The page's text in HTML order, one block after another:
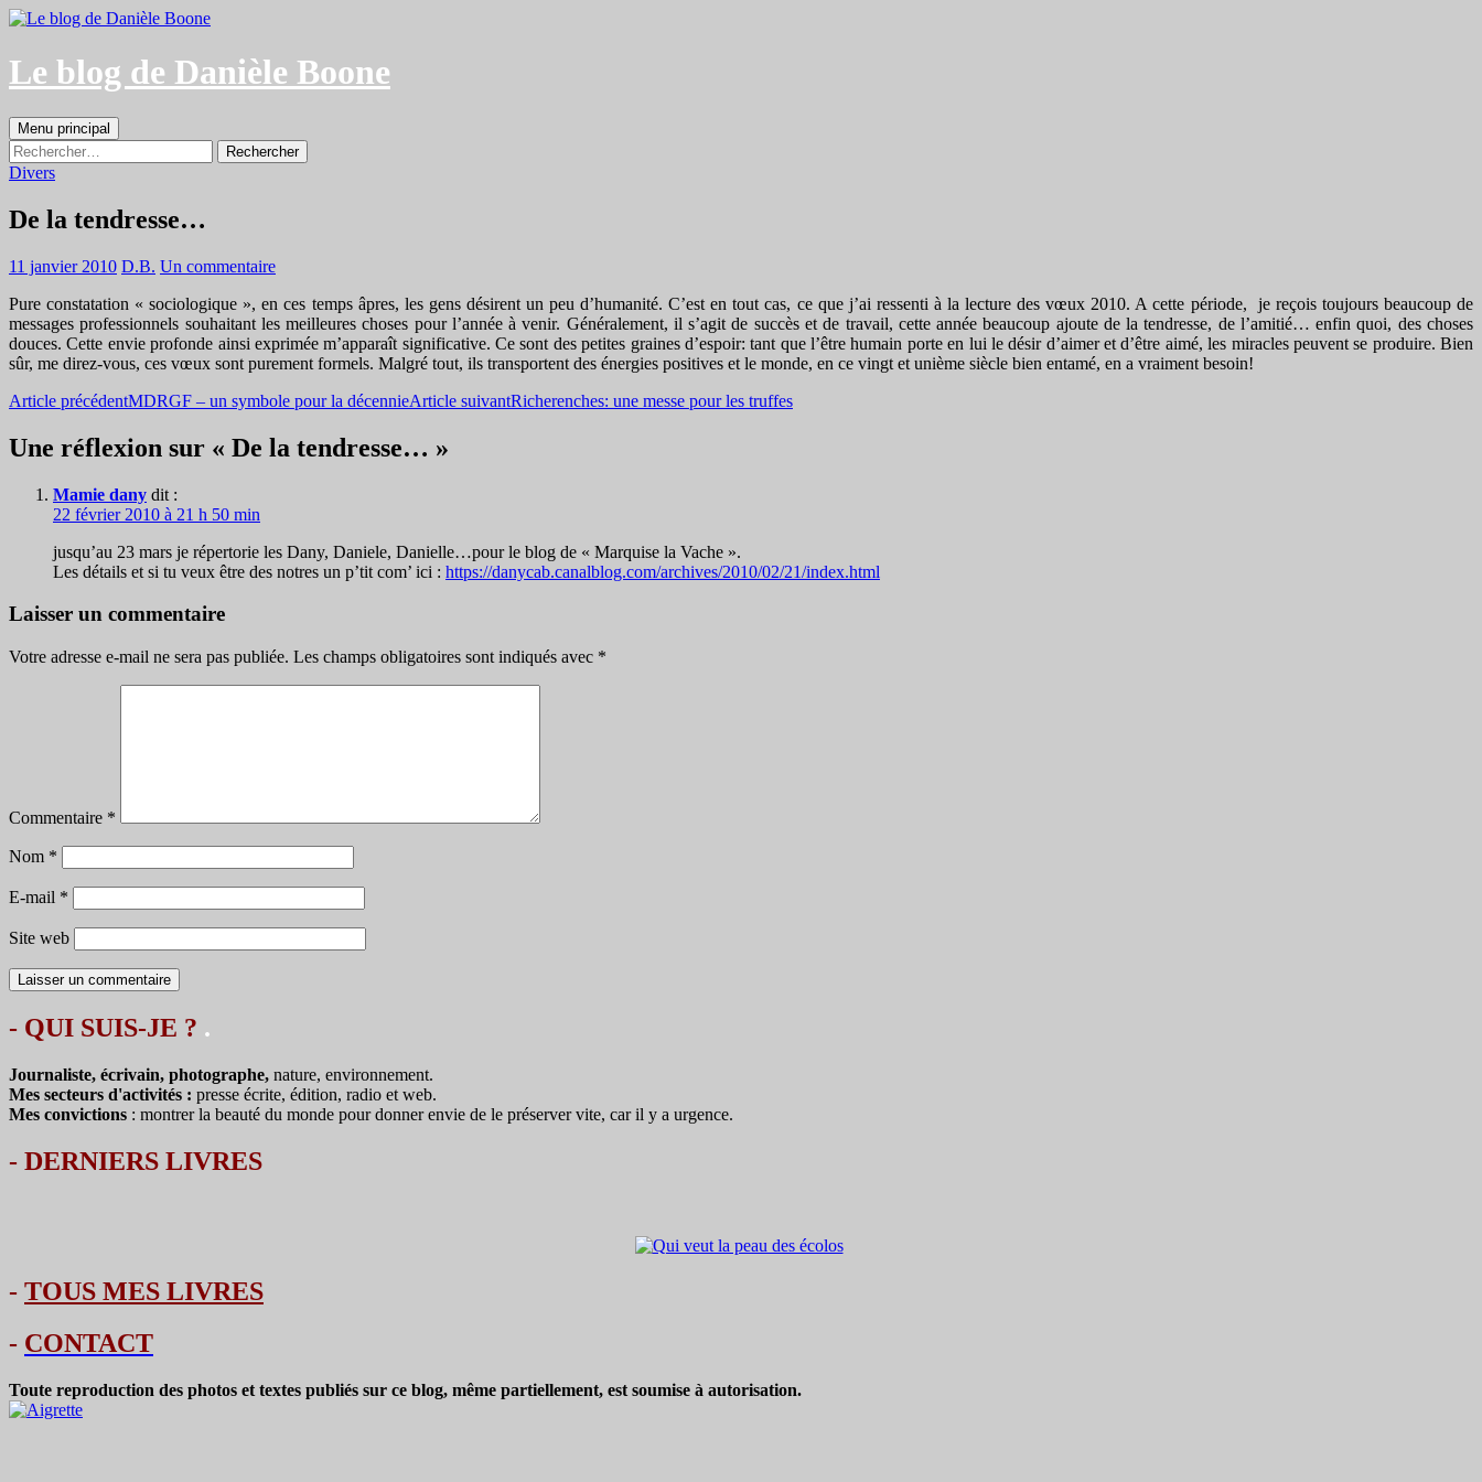
Aller
contenu
Le blog de Danièle Boone
Recherche
Menu principal
Rechercher :
Divers
De la tendresse…
11 janvier 2010 D.B. Un commentaire
Pure constatation « sociologique », en ces temps âpres, les gens désirent un peu d’humanité. C’est en tout cas, ce que j’ai ressenti à la lecture des vœux 2010. A cette période, je reçois toujours beaucoup de
messages professionnels souhaitant les meilleures choses pour l’année à venir. Généralement, il s’agit de succès et de travail, cette année beaucoup ajoute de la tendresse, de l’amitié… enfin quoi, des choses
douces. Cette envie profonde ainsi exprimée m’apparaît significative. Ce sont des petites graines d’espoir: tant que l’être humain porte en lui le désir d’aimer et d’être aimé, les miracles peuvent se produire. Bien
sûr, me direz-vous, ces vœux sont purement formels. Malgré tout, ils transportent des énergies positives et le monde, en ce vingt et unième siècle bien entamé, en a vraiment besoin!
Navigation
des
articles
Article précédentMDRGF – un symbole pour la décennieArticle suivantRicherenches: une messe pour les truffes
Une réflexion sur « De la tendresse… »
Mamie dany dit :
22 février 2010 à 21 h 50 min
jusqu’au 23 mars je répertorie les Dany, Daniele, Danielle…pour le blog de « Marquise la Vache ».
Les détails et si tu veux être des notres un p’tit com’ ici : https://danycab.canalblog.com/archives/2010/02/21/index.html
Laisser un commentaire
Votre adresse e-mail ne sera pas publiée. Les champs obligatoires sont indiqués avec *
Commentaire *
Nom *
E-mail *
Site web
- QUI SUIS-JE ? .
Journaliste, écrivain, photographe, nature, environnement.
Mes secteurs d'activités : presse écrite, édition, radio et web.
Mes convictions : montrer la beauté du monde pour donner envie de le préserver vite, car il y a urgence.
- DERNIERS LIVRES
- TOUS MES LIVRES
- CONTACT
Toute reproduction des photos et textes publiés sur ce blog, même partiellement, est soumise à autorisation.